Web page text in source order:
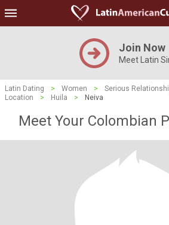
Join Now
Meet Latin
Latin Dating > Women > Serious
Location
> Huila > Neiva
Meet Your Colombian